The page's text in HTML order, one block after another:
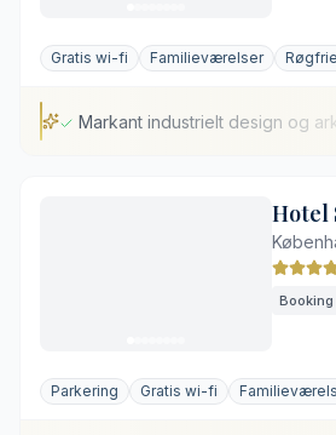
Gratis wi-fi Familieværelser
Markant industrielt design og
Central beliggenhed nær
Elegant restaurant og bar på
Hotel
Booking
Parkering Gratis wi-fi